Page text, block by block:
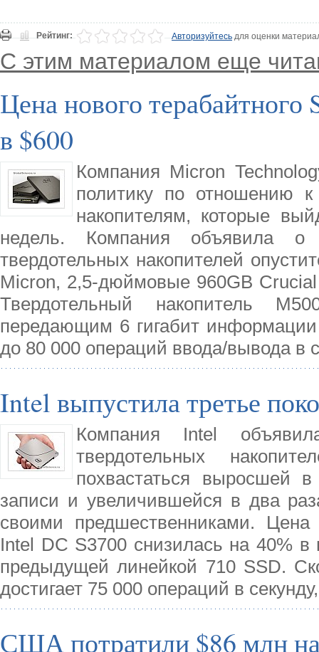
Рейтинг: Авторизуйтесьдля оценки
С этим материалом еще
Цена нового
в $600
Компания Micron
политику по отношению
накопителям, которые
недель. Компания объявила
твердотельных накопителей
Micron, 2,5-дюймовые 960GB
Твердотельный накопитель
передающим 6 гигабит информации
до 80 000 операций ввода/вывода в
Intel выпустила третье
Компания Intel
твердотельных
похвастаться выросшей
записи и увеличившейся в два
своими предшественниками.
Intel DC S3700 снизилась на 40% в
предыдущей линейкой 710 SSD.
достигает 75 000 операций в
США потратили $86 млн